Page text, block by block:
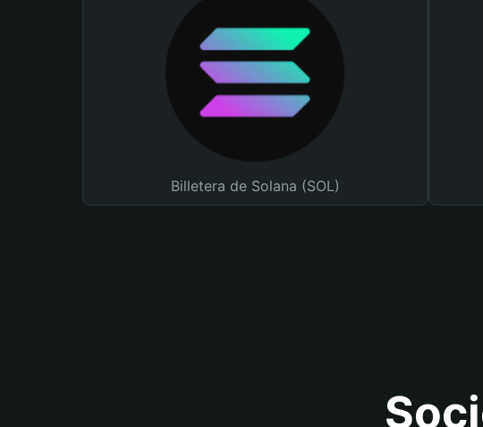
Billetera de Solana (SOL)